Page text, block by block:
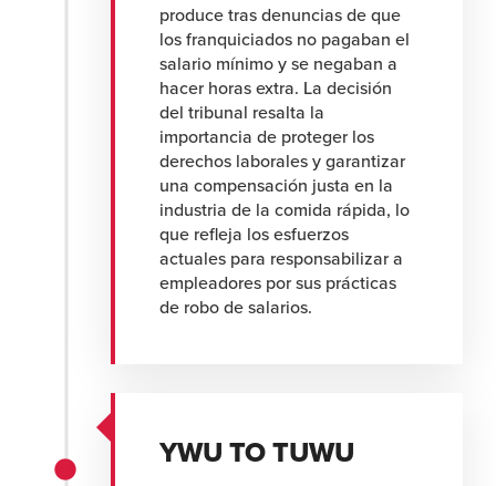
produce tras denuncias de que
los franquiciados no pagaban el
salario mínimo y se negaban a
hacer horas extra. La decisión
del tribunal resalta la
importancia de proteger los
derechos laborales y garantizar
una compensación justa en la
industria de la comida rápida, lo
que refleja los esfuerzos
actuales para responsabilizar a
empleadores por sus prácticas
de robo de salarios.
YWU TO TUWU